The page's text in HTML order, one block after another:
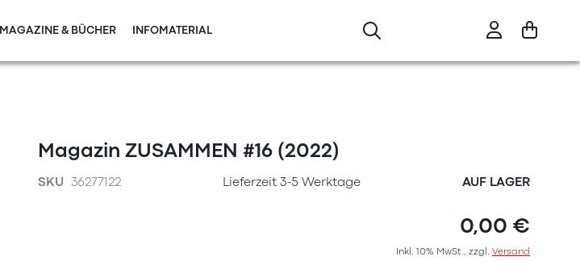
MAGAZINE & BÜCHER INFOMATERIAL
Magazin ZUSAMMEN #16 (2022)
AUF LAGER
Lieferzeit 3-5 Werktage
SKU 36277122
0,00 €
Inkl. 10% MwSt., zzgl. Versand